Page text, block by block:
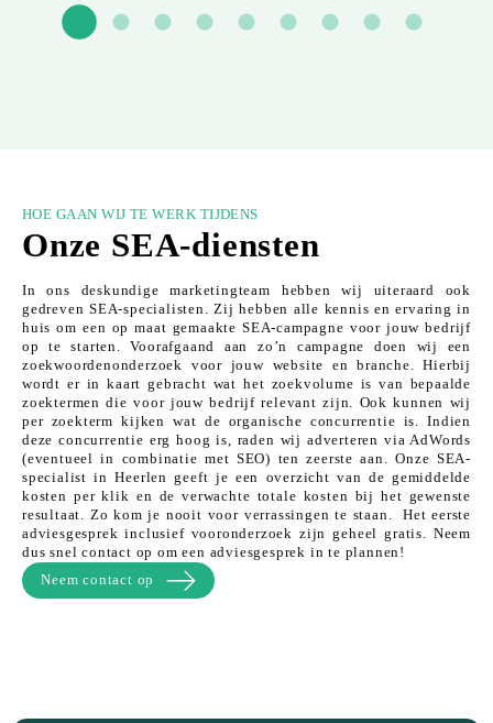
HOE GAAN WIJ TE WERK TIJDENS
Onze SEA-diensten
In ons deskundige marketingteam hebben wij uiteraard ook
gedreven SEA-specialisten. Zij hebben alle kennis en ervaring in
huis om een op maat gemaakte SEA-campagne voor jouw bedrijf
op te starten. Voorafgaand aan zo’n campagne doen wij een
zoekwoordenonderzoek voor jouw website en branche. Hierbij
wordt er in kaart gebracht wat het zoekvolume is van bepaalde
zoektermen die voor jouw bedrijf relevant zijn. Ook kunnen wij
per zoekterm kijken wat de organische concurrentie is. Indien
deze concurrentie erg hoog is, raden wij adverteren via AdWords
(eventueel in combinatie met SEO) ten zeerste aan. Onze SEA-
specialist in Heerlen geeft je een overzicht van de gemiddelde
kosten per klik en de verwachte totale kosten bij het gewenste
resultaat. Zo kom je nooit voor verrassingen te staan. Het eerste
adviesgesprek inclusief vooronderzoek zijn geheel gratis. Neem
dus snel contact op om een adviesgesprek in te plannen!
Neem contact op